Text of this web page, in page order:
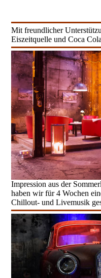
Mit freundlicher
Eiszeitquelle und Coca Cola
Impression aus der
haben wir für 4 Wochen
Chillout- und Livemusik